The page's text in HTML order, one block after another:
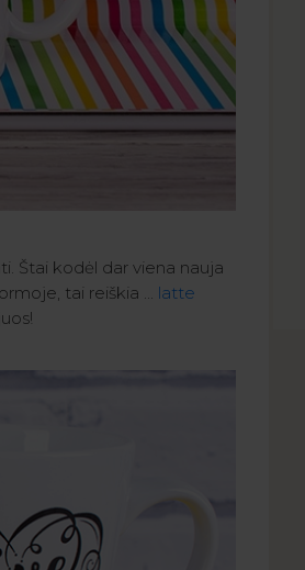
Štai kodėl dar viena nauja
tai reiškia ... latte